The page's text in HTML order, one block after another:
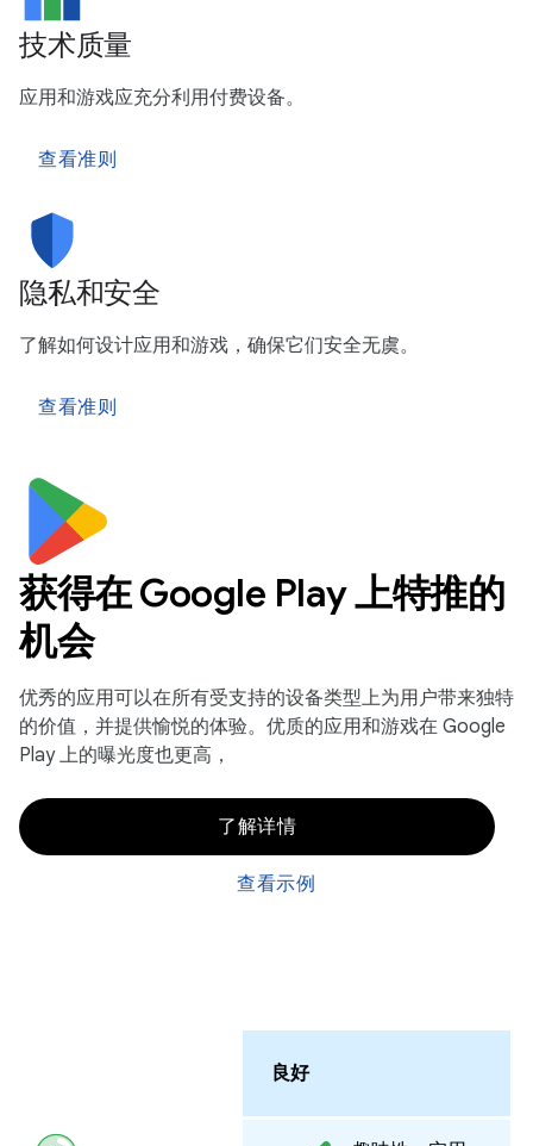
技术质量
应用和游戏应充分利用付费设备。
查看准则
隐私和安全
了解如何设计应用和游戏，确保它们安全无虞。
查看准则
获得在 Google Play 上特推的
机会
优秀的应用可以在所有受支持的设备类型上为用户带来独特
的价值，并提供愉悦的体验。优质的应用和游戏在 Google
Play 上的曝光度也更高，
了解详情
查看示例
良好